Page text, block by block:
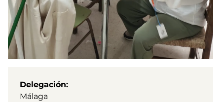
Delegación
Málaga